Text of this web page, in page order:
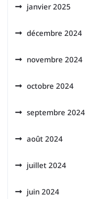
janvier 2025
décembre 2024
novembre 2024
octobre 2024
septembre 2024
août 2024
juillet 2024
juin 2024